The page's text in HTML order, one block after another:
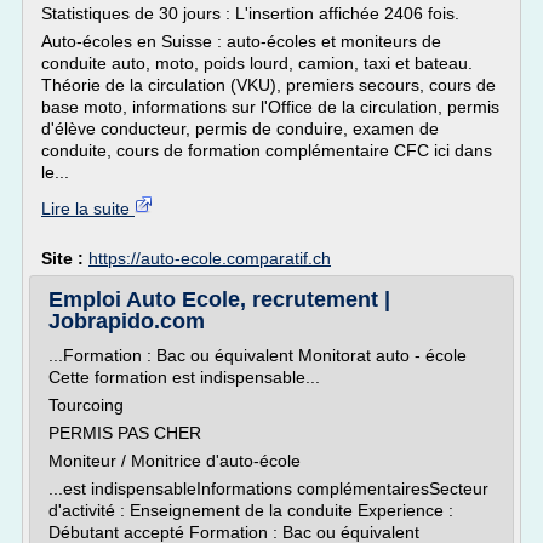
Statistiques de 30 jours : L'insertion affichée 2406 fois.
Auto-écoles en Suisse : auto-écoles et moniteurs de
conduite auto, moto, poids lourd, camion, taxi et bateau.
Théorie de la circulation (VKU), premiers secours, cours de
base moto, informations sur l'Office de la circulation, permis
d'élève conducteur, permis de conduire, examen de
conduite, cours de formation complémentaire CFC ici dans
le...
Lire la suite
Site : https://auto-ecole.comparatif.ch
Emploi Auto Ecole, recrutement |
Jobrapido.com
...Formation : Bac ou équivalent Monitorat auto - école
Cette formation est indispensable...
Tourcoing
PERMIS PAS CHER
Moniteur / Monitrice d'auto-école
...est indispensableInformations complémentairesSecteur
d'activité : Enseignement de la conduite Experience :
Débutant accepté Formation : Bac ou équivalent